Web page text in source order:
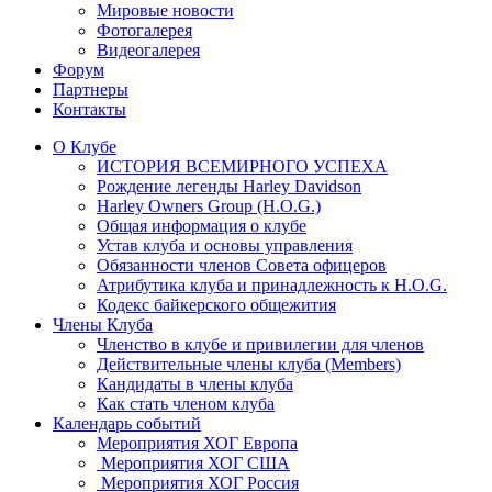
Мировые новости
Фотогалерея
Видеогалерея
Форум
Партнеры
Контакты
О Клубе
ИСТОРИЯ ВСЕМИРНОГО УСПЕХА
Рождение легенды Harley Davidson
Harley Owners Group (H.O.G.)
Общая информация о клубе
Устав клуба и основы управления
Обязанности членов Совета офицеров
Атрибутика клуба и принадлежность к H.O.G.
Кодекс байкерского общежития
Члены Клуба
Членство в клубе и привилегии для членов
Действительные члены клуба (Members)
Кандидаты в члены клуба
Как стать членом клуба
Календарь событий
Мероприятия ХОГ Европа
Мероприятия ХОГ США
Мероприятия ХОГ Россия